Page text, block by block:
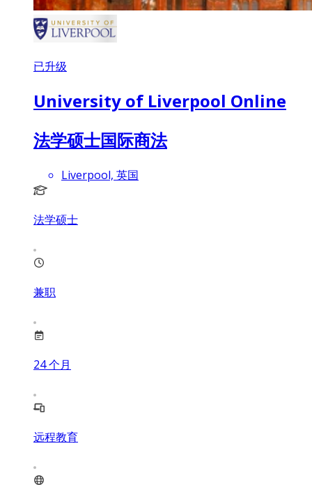
已升级
University of Liverpool Online
法学硕士国际商法
Liverpool, 英国
法学硕士
兼职
24个月
远程教育